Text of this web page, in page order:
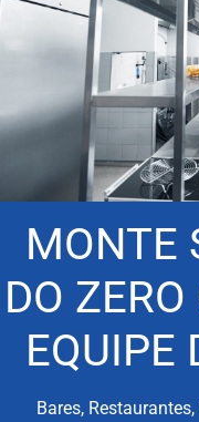
MONTE
DO
EQUIPE
Bares,